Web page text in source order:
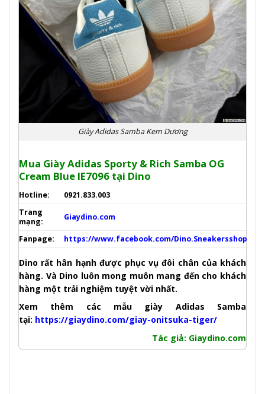
Giày Adidas Samba Kem Dương
Mua Giày Adidas Sporty & Rich Samba OG
Cream Blue IE7096 tại Dino
Hotline:
0921.833.003
Trang
mạng:
Giaydino.com
Fanpage: https://www.facebook.com/Dino.Sneakersshop
Dino rất hân hạnh được phục vụ đôi chân của khách
hàng. Và Dino luôn mong muôn mang đến cho khách
hàng một trải nghiệm tuyệt vời nhất.
Xem thêm các mẫu giày Adidas Samba
tại: https://giaydino.com/giay-onitsuka-tiger/
Tác giả: Giaydino.com